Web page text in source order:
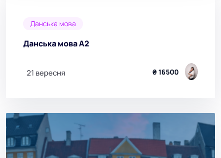
Данська мова
Данська мова А2
21 вересня ₴ 16500